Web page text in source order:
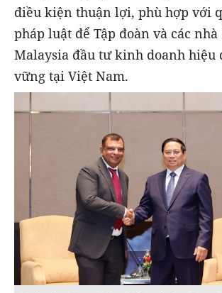
điều kiện thuận lợi, phù hợp với
pháp luật để Tập đoàn và các
Malaysia đầu tư kinh doanh hiệu
vững tại Việt Nam.